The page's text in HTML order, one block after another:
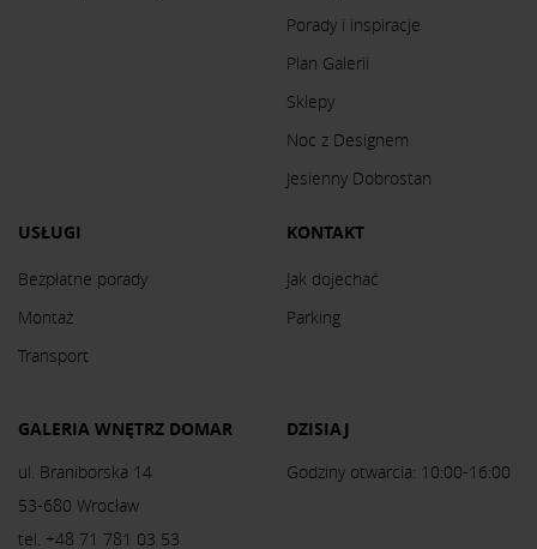
Porady i inspiracje
Plan Galerii
Sklepy
Noc z Designem
Jesienny Dobrostan
USŁUGI
Bezpłatne porady
Montaż
Transport
KONTAKT
Jak dojechać
Parking
GALERIA WNĘTRZ DOMAR
ul. Braniborska 14
53-680 Wrocław
tel. +48 71 781 03 53
DZISIAJ
Godziny otwarcia: 10:00-16:00